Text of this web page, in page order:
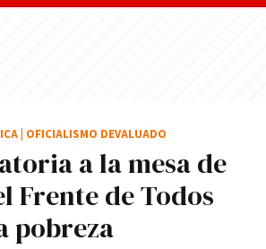
a la mesa de
Frente de Todos
pobreza
OFICIALISMO DEVALUADO